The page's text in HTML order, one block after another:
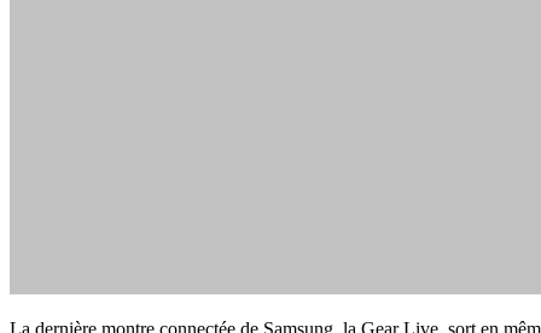
La dernière montre connectée de Samsung, la Gear Live, sort en